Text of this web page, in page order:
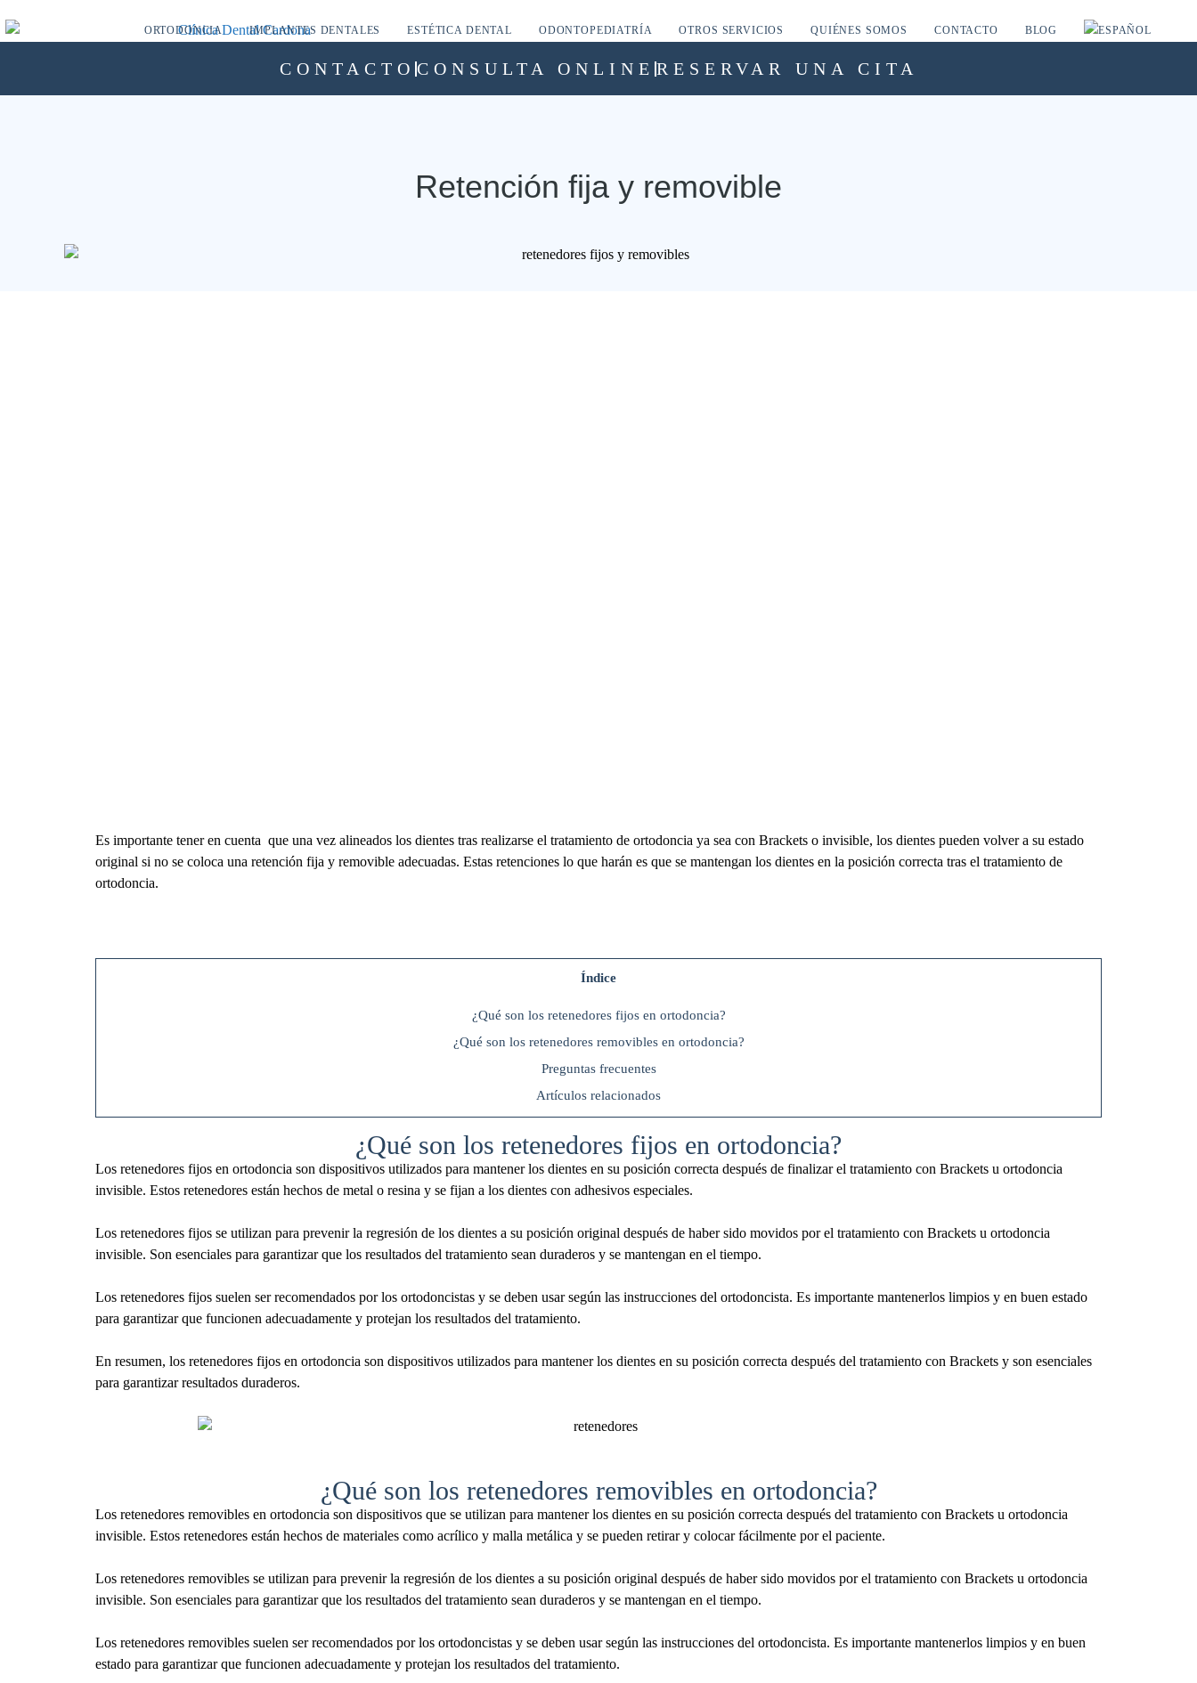
ORTODONCIA IMPLANTES DENTALES ESTÉTICA DENTAL ODONTOPEDIATRÍA OTROS SERVICIOS QUIÉNES SOMOS CONTACTO BLOG
CONTACTO CONSULTA ONLINE RESERVAR UNA CITA
Retención fija y removible
Es importante tener en cuenta que una vez alineados los dientes tras realizarse el tratamiento de ortodoncia ya sea con Brackets o invisible, los dientes pueden volver a su estado
original si no se coloca una retención fija y removible adecuadas. Estas retenciones lo que harán es que se mantengan los dientes en la posición correcta tras el tratamiento de
ortodoncia.
Índice
¿Qué son los retenedores fijos en ortodoncia?
¿Qué son los retenedores removibles en ortodoncia?
Preguntas frecuentes
Artículos relacionados
¿Qué son los retenedores fijos en ortodoncia?
Los retenedores fijos en ortodoncia son dispositivos utilizados para mantener los dientes en su posición correcta después de finalizar el tratamiento con Brackets u ortodoncia
invisible. Estos retenedores están hechos de metal o resina y se fijan a los dientes con adhesivos especiales.
Los retenedores fijos se utilizan para prevenir la regresión de los dientes a su posición original después de haber sido movidos por el tratamiento con Brackets u ortodoncia
invisible. Son esenciales para garantizar que los resultados del tratamiento sean duraderos y se mantengan en el tiempo.
Los retenedores fijos suelen ser recomendados por los ortodoncistas y se deben usar según las instrucciones del ortodoncista. Es importante mantenerlos limpios y en buen estado
para garantizar que funcionen adecuadamente y protejan los resultados del tratamiento.
En resumen, los retenedores fijos en ortodoncia son dispositivos utilizados para mantener los dientes en su posición correcta después del tratamiento con Brackets y son esenciales
para garantizar resultados duraderos.
¿Qué son los retenedores removibles en ortodoncia?
Los retenedores removibles en ortodoncia son dispositivos que se utilizan para mantener los dientes en su posición correcta después del tratamiento con Brackets u ortodoncia
invisible. Estos retenedores están hechos de materiales como acrílico y malla metálica y se pueden retirar y colocar fácilmente por el paciente.
Los retenedores removibles se utilizan para prevenir la regresión de los dientes a su posición original después de haber sido movidos por el tratamiento con Brackets u ortodoncia
invisible. Son esenciales para garantizar que los resultados del tratamiento sean duraderos y se mantengan en el tiempo.
Los retenedores removibles suelen ser recomendados por los ortodoncistas y se deben usar según las instrucciones del ortodoncista. Es importante mantenerlos limpios y en buen
estado para garantizar que funcionen adecuadamente y protejan los resultados del tratamiento.